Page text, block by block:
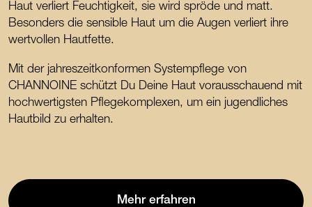
Haut verliert Feuchtigkeit, sie wird spröde und matt.
Besonders die sensible Haut um die Augen verliert ihre
wertvollen Hautfette.
Mit der jahreszeitkonformen Systempflege von
CHANNOINE schützt Du Deine Haut vorausschauend mit
hochwertigsten Pflegekomplexen, um ein jugendliches
Hautbild zu erhalten.
Mehr erfahren